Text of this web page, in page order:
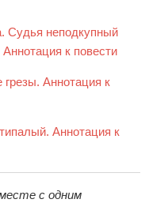
Судья неподкупный
к повести
Аннотация к
Аннотация к
с одним